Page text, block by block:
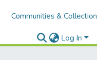
Communities &
Log In